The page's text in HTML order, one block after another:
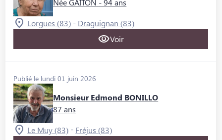
Née GAITON - 94 ans
Lorgues (83) - Draguignan (83)
Voir
Publié le lundi 01 juin 2026
Monsieur Edmond BONILLO
87 ans
Le Muy (83) - Fréjus (83)